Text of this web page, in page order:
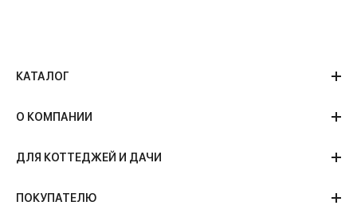
КАТАЛОГ
О КОМПАНИИ
ДЛЯ КОТТЕДЖЕЙ И ДАЧИ
ПОКУПАТЕЛЮ